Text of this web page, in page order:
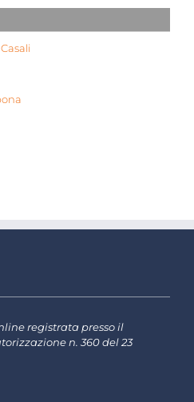
registrata presso il
n. 360 del 23